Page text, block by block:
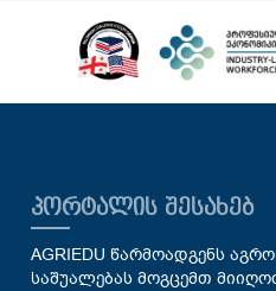
ᲞᲝᲠᲢᲐᲚᲘᲡ ᲨᲔᲡᲐᲮᲔᲑ
AGRIEDU წარმოადგენს
საშუალებას მოგცემთ